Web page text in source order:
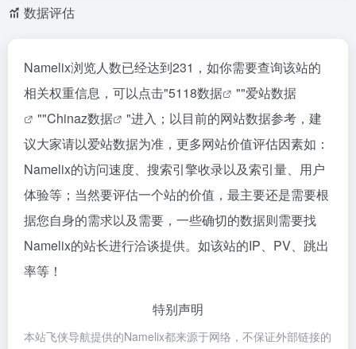
数据评估
Namelix浏览人数已经达到231，如你需要查询该站的
相关权重信息，可以点击"5118数据 ""爱站数据
""Chinaz数据
"进入；以目前的网站数据参考，建
议大家请以爱站数据为准，更多网站价值评估因素如：
Namelix的访问速度、搜索引擎收录以及索引量、用户
体验等；当然要评估一个站的价值，最主要还是需要根
据您自身的需求以及需要，一些确切的数据则需要找
Namelix的站长进行洽谈提供。如该站的IP、PV、跳出
率等！
特别声明
本站飞侠导航提供的Namelix都来源于网络，不保证外部链接的